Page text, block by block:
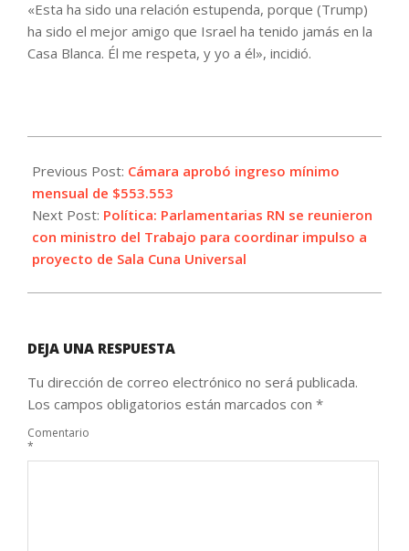
«Esta ha sido una relación estupenda, porque (Trump)
ha sido el mejor amigo que Israel ha tenido jamás en la
Casa Blanca. Él me respeta, y yo a él», incidió.
06-
03
Previous Post: Cámara aprobó ingreso mínimo
mensual de $553.553
Next Post: Política: Parlamentarias RN se reunieron
con ministro del Trabajo para coordinar impulso a
proyecto de Sala Cuna Universal
DEJA UNA RESPUESTA
Tu dirección de correo electrónico no será publicada.
Los campos obligatorios están marcados con *
Comentario
*